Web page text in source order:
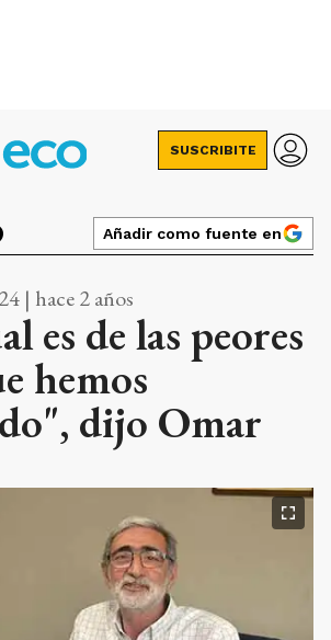
SUSCRIBITE
Añadir como fuente en
| hace 2 años
es de las peores
hemos
dijo Omar